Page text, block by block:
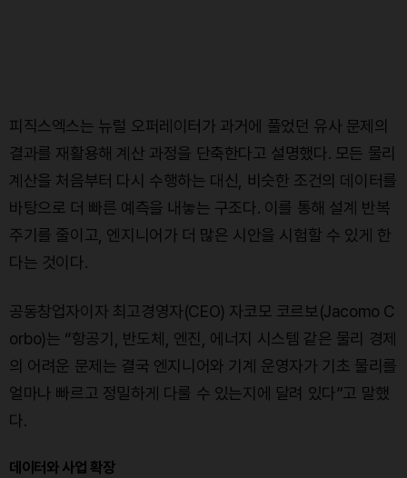
피직스엑스는 뉴럴 오퍼레이터가 과거에 풀었던 유사 문제의
결과를 재활용해 계산 과정을 단축한다고 설명했다. 모든 물리
계산을 처음부터 다시 수행하는 대신, 비슷한 조건의 데이터를
바탕으로 더 빠른 예측을 내놓는 구조다. 이를 통해 설계 반복
주기를 줄이고, 엔지니어가 더 많은 시안을 시험할 수 있게 한
다는 것이다.
공동창업자이자 최고경영자(CEO) 자코모 코르보(Jacomo C
orbo)는 “항공기, 반도체, 엔진, 에너지 시스템 같은 물리 경제
의 어려운 문제는 결국 엔지니어와 기계 운영자가 기초 물리를
얼마나 빠르고 정밀하게 다룰 수 있는지에 달려 있다”고 말했
다.
데이터와 사업 확장